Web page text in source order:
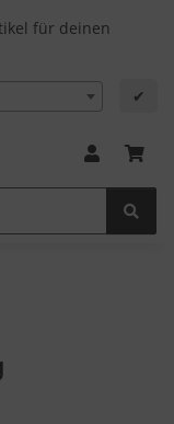
für deinen
✔